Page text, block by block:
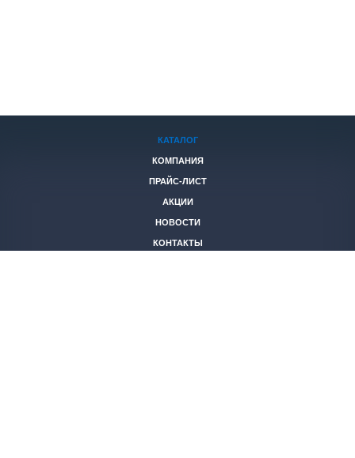
КАТАЛОГ
КОМПАНИЯ
ПРАЙС-ЛИСТ
АКЦИИ
НОВОСТИ
КОНТАКТЫ